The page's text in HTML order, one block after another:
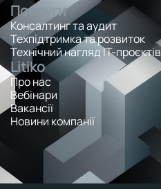
Послуги
Консалтинг та аудит
Техпідтримка та розвиток
Технічний нагляд ІТ-проєктів
Litiko
Про нас
Вебінари
Вакансії
Новини компанії